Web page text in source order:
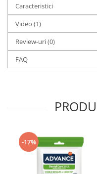
Caracteristici
Video (1)
Review-uri(0)
FAQ
-17%